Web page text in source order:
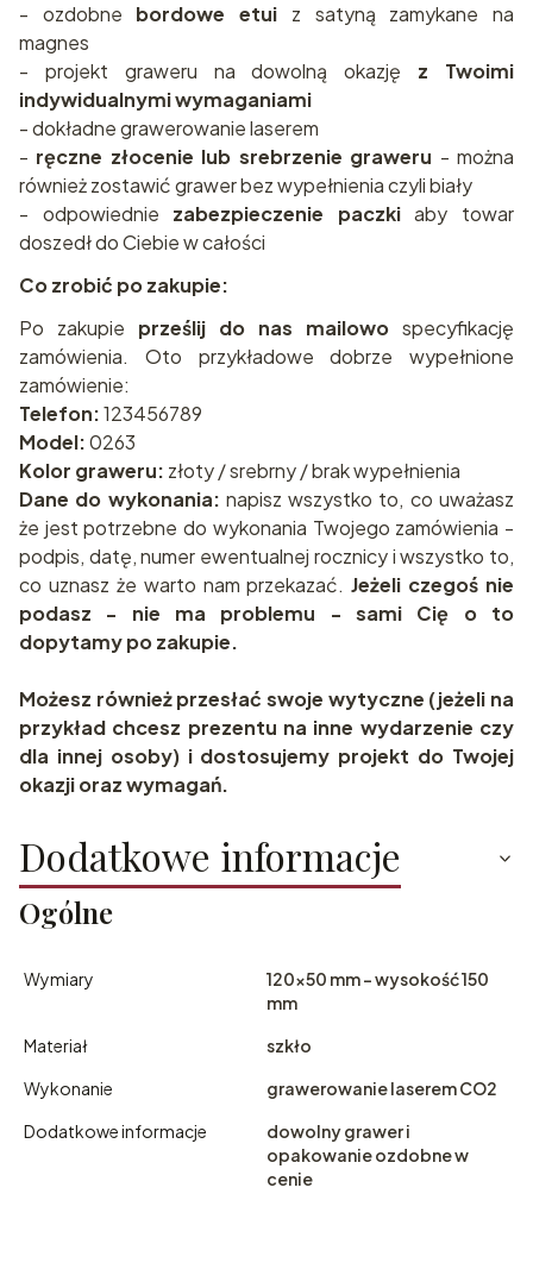
- ozdobne bordowe etui z satyną zamykane na
magnes
- projekt graweru na dowolną okazję z Twoimi
indywidualnymi wymaganiami
- dokładne grawerowanie laserem
- ręczne złocenie lub srebrzenie graweru - można
również zostawić grawer bez wypełnienia czyli biały
- odpowiednie zabezpieczenie paczkiaby towar
doszedł do Ciebie w całości
Co zrobić po zakupie:
Po zakupie prześlij do nas mailowo specyfikację
zamówienia. Oto przykładowe dobrze wypełnione
zamówienie:
Telefon:123456789
Model:0263
Kolor graweru: złoty / srebrny / brak wypełnienia
Dane do wykonania: napisz wszystko to, co uważasz
że jest potrzebne do wykonania Twojego zamówienia -
podpis, datę, numer ewentualnej rocznicy i wszystko to,
co uznasz że warto nam przekazać.Jeżeli czegoś nie
podasz - nie ma problemu - sami Cię o to
dopytamy po zakupie.
Możesz również przesłać swoje wytyczne (jeżeli na
przykład chcesz prezentu na inne wydarzenie czy
dla innej osoby) i dostosujemy projekt do Twojej
okazji oraz wymagań.
Dodatkowe informacje
Ogólne
Wymiary
120x50 mm - wysokość 150
mm
Materiał
szkło
Wykonanie
grawerowanie laserem CO2
Dodatkowe informacje
dowolny grawer i
opakowanie ozdobne w
cenie